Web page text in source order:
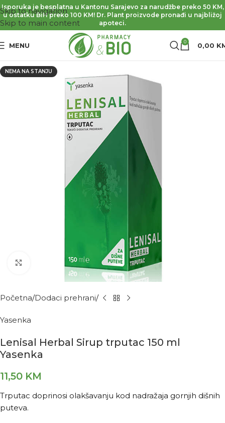
Skip to navigation
Skip to main content
Isporuka je besplatna u Kantonu Sarajevo za narudžbe preko 50 KM,
u ostatku BiH preko 100 KM! Dr. Plant proizvode pronađi u najbližoj
apoteci.
MENU 0 0,00
NEMA NA STANJU
Kliknite za povećanje
Početna Dodaci prehrani
Yasenka
Lenisal Herbal Sirup trputac 150 ml
Yasenka
11,50 KM
Trputac doprinosi olakšavanju kod nadražaja gornjih dišnih
puteva.